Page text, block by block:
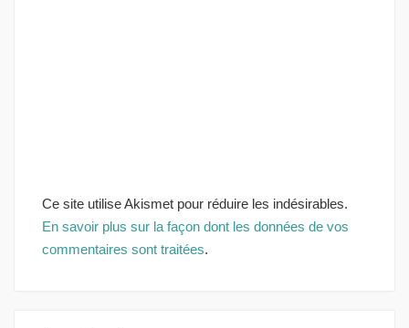
Ce site utilise Akismet pour réduire les indésirables.
En savoir plus sur la façon dont les données de vos
commentaires sont traitées.